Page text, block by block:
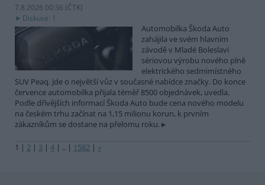
7.8.2026 00:36 (ČTK)
Diskuse: 1
Automobilka Škoda Auto
zahájila ve svém hlavním
závodě v Mladé Boleslavi
sériovou výrobu nového plně
elektrického sedmimístného
SUV Peaq. Jde o největší vůz v současné nabídce značky. Do konce
července automobilka přijala téměř 8500 objednávek, uvedla.
Podle dřívějších informací Škoda Auto bude cena nového modelu
na českém trhu začínat na 1,15 milionu korun, k prvním
zákazníkům se dostane na přelomu roku.
1 | 2 | 3 | 4 | .. | 1582 | »